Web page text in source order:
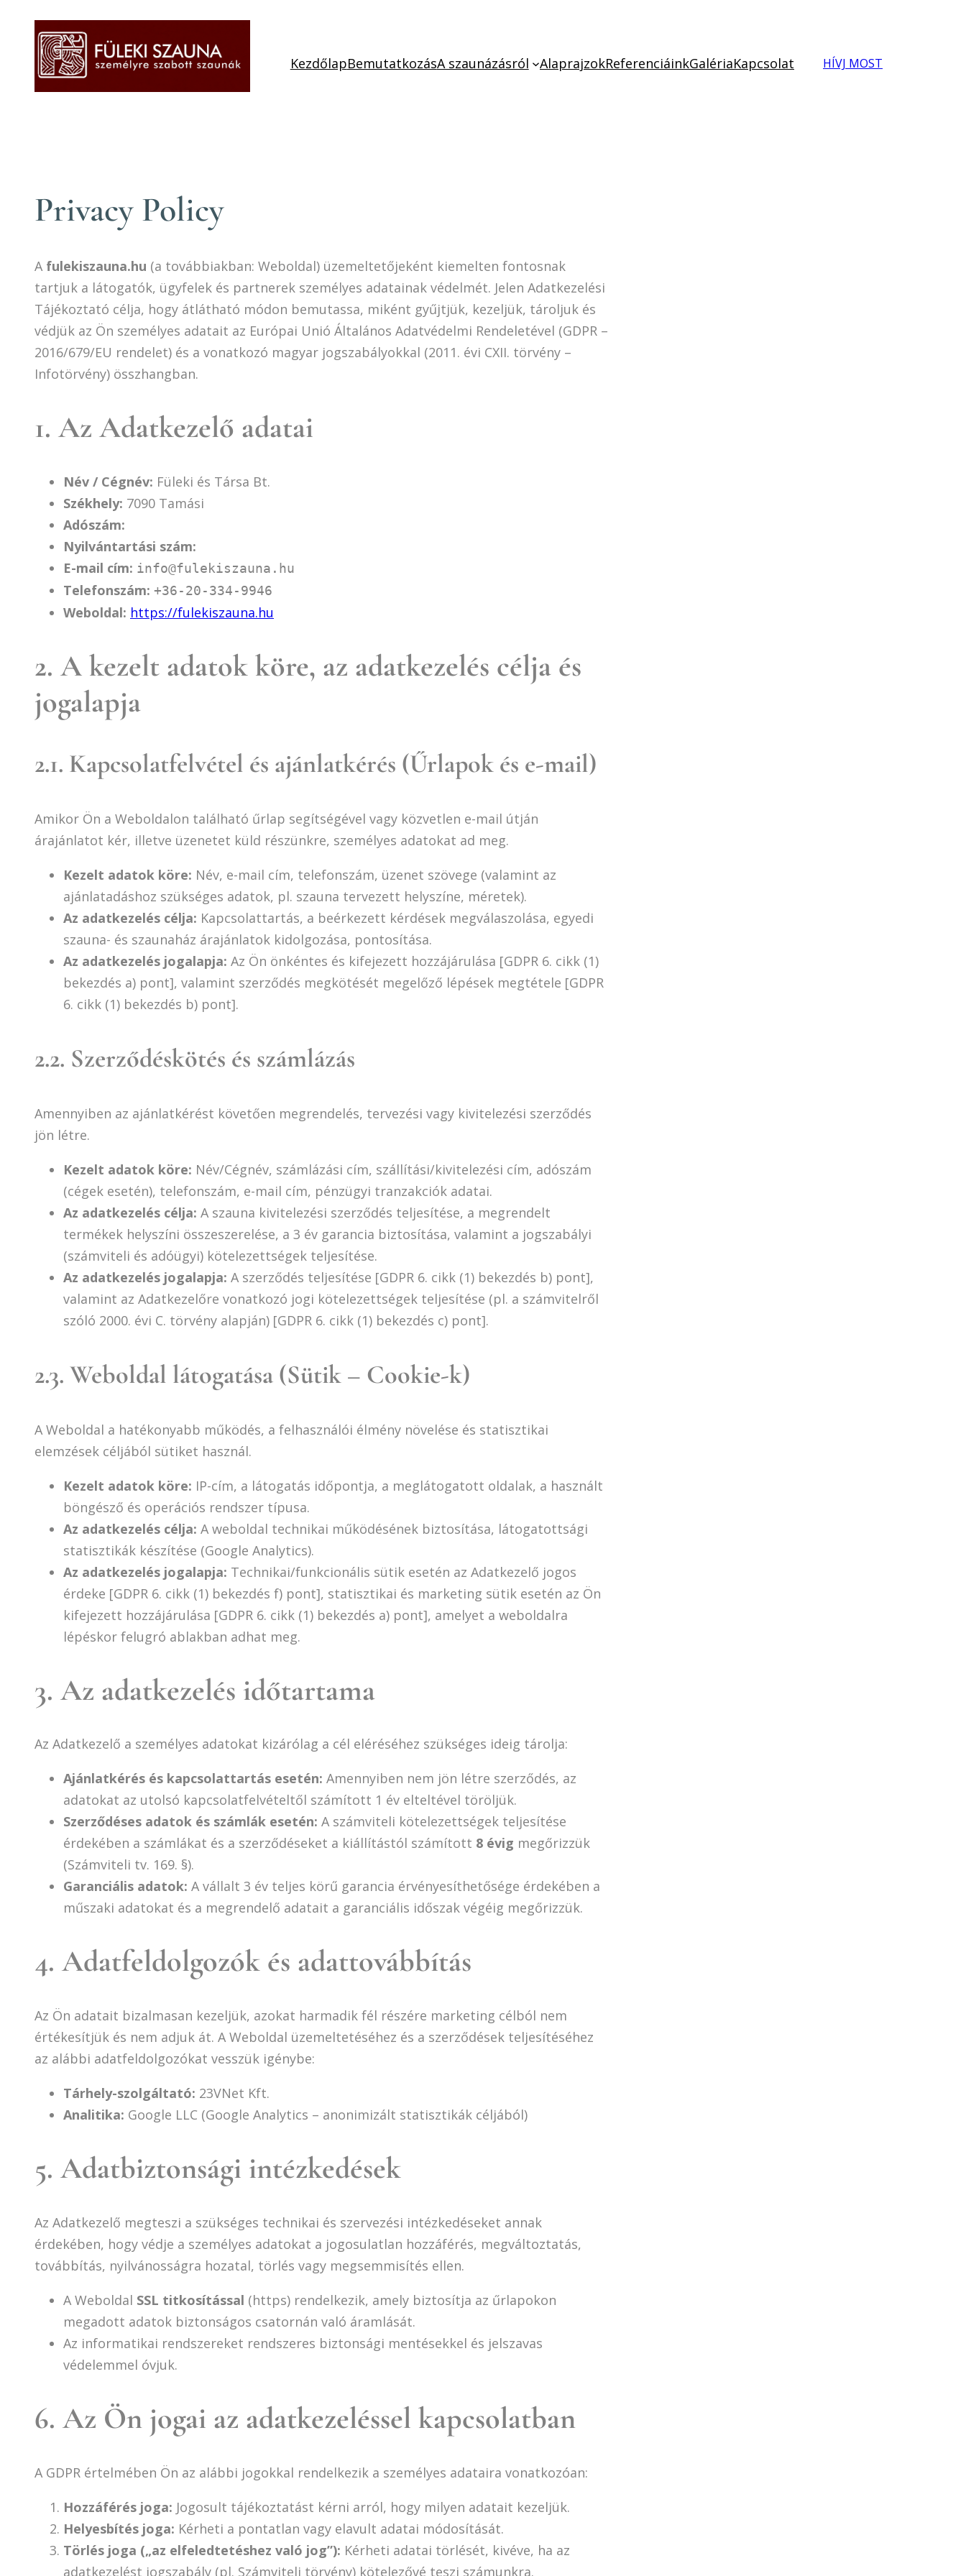
Ugrás
tartalomhoz
KezdőlapBemutatkozásA szaunázásról AlaprajzokReferenciáinkGalériaKapcsolat HÍVJ MOST
Privacy Policy
A fulekiszauna.hu (a továbbiakban: Weboldal) üzemeltetőjeként kiemelten fontosnak
tartjuk a látogatók, ügyfelek és partnerek személyes adatainak védelmét. Jelen Adatkezelési
Tájékoztató célja, hogy átlátható módon bemutassa, miként gyűjtjük, kezeljük, tároljuk és
védjük az Ön személyes adatait az Európai Unió Általános Adatvédelmi Rendeletével (GDPR –
2016/679/EU rendelet) és a vonatkozó magyar jogszabályokkal (2011. évi CXII. törvény –
Infotörvény) összhangban.
1. Az Adatkezelő adatai
Név / Cégnév: Füleki és Társa Bt.
Székhely: 7090 Tamási
Adószám:
Nyilvántartási szám:
E-mail cím: info@fulekiszauna.hu
Telefonszám: +36-20-334-9946
Weboldal: https://fulekiszauna.hu
2. A kezelt adatok köre, az adatkezelés célja és
jogalapja
2.1. Kapcsolatfelvétel és ajánlatkérés (Űrlapok és e-mail)
Amikor Ön a Weboldalon található űrlap segítségével vagy közvetlen e-mail útján
árajánlatot kér, illetve üzenetet küld részünkre, személyes adatokat ad meg.
Kezelt adatok köre: Név, e-mail cím, telefonszám, üzenet szövege (valamint az
ajánlatadáshoz szükséges adatok, pl. szauna tervezett helyszíne, méretek).
Az adatkezelés célja: Kapcsolattartás, a beérkezett kérdések megválaszolása, egyedi
szauna- és szaunaház árajánlatok kidolgozása, pontosítása.
Az adatkezelés jogalapja: Az Ön önkéntes és kifejezett hozzájárulása [GDPR 6. cikk (1)
bekezdés a) pont], valamint szerződés megkötését megelőző lépések megtétele [GDPR
6. cikk (1) bekezdés b) pont].
2.2. Szerződéskötés és számlázás
Amennyiben az ajánlatkérést követően megrendelés, tervezési vagy kivitelezési szerződés
jön létre.
Kezelt adatok köre: Név/Cégnév, számlázási cím, szállítási/kivitelezési cím, adószám
(cégek esetén), telefonszám, e-mail cím, pénzügyi tranzakciók adatai.
Az adatkezelés célja: A szauna kivitelezési szerződés teljesítése, a megrendelt
termékek helyszíni összeszerelése, a 3 év garancia biztosítása, valamint a jogszabályi
(számviteli és adóügyi) kötelezettségek teljesítése.
Az adatkezelés jogalapja: A szerződés teljesítése [GDPR 6. cikk (1) bekezdés b) pont],
valamint az Adatkezelőre vonatkozó jogi kötelezettségek teljesítése (pl. a számvitelről
szóló 2000. évi C. törvény alapján) [GDPR 6. cikk (1) bekezdés c) pont].
2.3. Weboldal látogatása (Sütik – Cookie-k)
A Weboldal a hatékonyabb működés, a felhasználói élmény növelése és statisztikai
elemzések céljából sütiket használ.
Kezelt adatok köre: IP-cím, a látogatás időpontja, a meglátogatott oldalak, a használt
böngésző és operációs rendszer típusa.
Az adatkezelés célja: A weboldal technikai működésének biztosítása, látogatottsági
statisztikák készítése (Google Analytics).
Az adatkezelés jogalapja: Technikai/funkcionális sütik esetén az Adatkezelő jogos
érdeke [GDPR 6. cikk (1) bekezdés f) pont], statisztikai és marketing sütik esetén az Ön
kifejezett hozzájárulása [GDPR 6. cikk (1) bekezdés a) pont], amelyet a weboldalra
lépéskor felugró ablakban adhat meg.
3. Az adatkezelés időtartama
Az Adatkezelő a személyes adatokat kizárólag a cél eléréséhez szükséges ideig tárolja:
Ajánlatkérés és kapcsolattartás esetén: Amennyiben nem jön létre szerződés, az
adatokat az utolsó kapcsolatfelvételtől számított 1 év elteltével töröljük.
Szerződéses adatok és számlák esetén: A számviteli kötelezettségek teljesítése
érdekében a számlákat és a szerződéseket a kiállítástól számított 8 évig megőrizzük
(Számviteli tv. 169. §).
Garanciális adatok: A vállalt 3 év teljes körű garancia érvényesíthetősége érdekében a
műszaki adatokat és a megrendelő adatait a garanciális időszak végéig megőrizzük.
4. Adatfeldolgozók és adattovábbítás
Az Ön adatait bizalmasan kezeljük, azokat harmadik fél részére marketing célból nem
értékesítjük és nem adjuk át. A Weboldal üzemeltetéséhez és a szerződések teljesítéséhez
az alábbi adatfeldolgozókat vesszük igénybe:
Tárhely-szolgáltató: 23VNet Kft.
Analitika: Google LLC (Google Analytics – anonimizált statisztikák céljából)
5. Adatbiztonsági intézkedések
Az Adatkezelő megteszi a szükséges technikai és szervezési intézkedéseket annak
érdekében, hogy védje a személyes adatokat a jogosulatlan hozzáférés, megváltoztatás,
továbbítás, nyilvánosságra hozatal, törlés vagy megsemmisítés ellen.
A Weboldal SSL titkosítással (https) rendelkezik, amely biztosítja az űrlapokon
megadott adatok biztonságos csatornán való áramlását.
Az informatikai rendszereket rendszeres biztonsági mentésekkel és jelszavas
védelemmel óvjuk.
6. Az Ön jogai az adatkezeléssel kapcsolatban
A GDPR értelmében Ön az alábbi jogokkal rendelkezik a személyes adataira vonatkozóan:
Hozzáférés joga: Jogosult tájékoztatást kérni arról, hogy milyen adatait kezeljük.
Helyesbítés joga: Kérheti a pontatlan vagy elavult adatai módosítását.
Törlés joga („az elfeledtetéshez való jog”): Kérheti adatai törlését, kivéve, ha az
adatkezelést jogszabály (pl. Számviteli törvény) kötelezővé teszi számunkra.